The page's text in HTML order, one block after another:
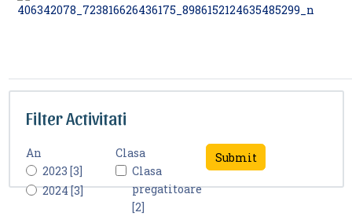
Filter Activitati
An
2023 [3]
2024 [3]
Clasa
Clasa
pregatitoare
[2]